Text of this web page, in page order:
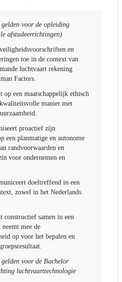
gelden voor de opleiding
afstudeerrichtingen)
en
toe in de context van
luchtvaart rekening
Factors.
een maatschappelijk ethisch
manier met
proactief zijn
een planmatige en autonome
randvoorwaarden en
voor ondernemen en
doeltreffend in een
zowel in het Nederlands
samen in een
mee de
op voor het bepalen en
gelden voor de Bachelor
luchtvaarttechnologie